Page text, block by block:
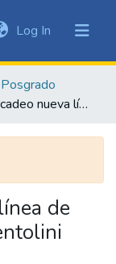
Log In (current)
Posgrado
Plan de mercadeo nueva línea de productos refrigerados Ventolini
de